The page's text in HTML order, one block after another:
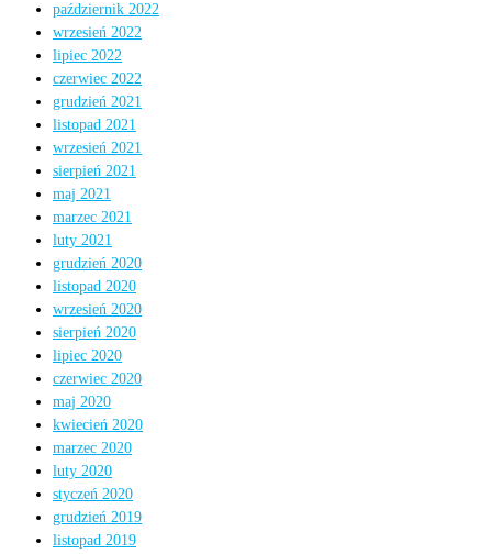
październik 2022
wrzesień 2022
lipiec 2022
czerwiec 2022
grudzień 2021
listopad 2021
wrzesień 2021
sierpień 2021
maj 2021
marzec 2021
luty 2021
grudzień 2020
listopad 2020
wrzesień 2020
sierpień 2020
lipiec 2020
czerwiec 2020
maj 2020
kwiecień 2020
marzec 2020
luty 2020
styczeń 2020
grudzień 2019
listopad 2019